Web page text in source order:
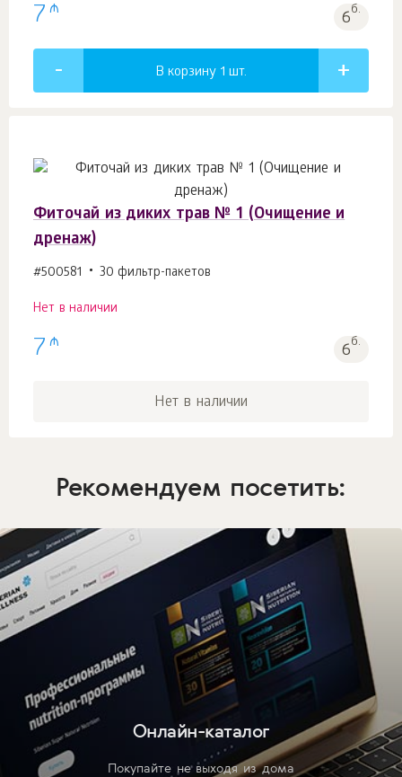
7 ₼ 6б.
В корзину 1 шт.
Фиточай из диких трав № 1 (Очищение и
дренаж)
#500581 30 фильтр-пакетов
Нет в наличии
7 ₼ 6б.
Нет в наличии
Рекомендуем посетить:
Онлайн-каталог
Покупайте не выходя из дома